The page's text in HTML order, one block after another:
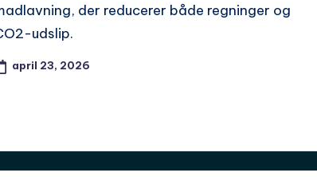
der reducerer både regninger og
udslip.
april 23, 2026